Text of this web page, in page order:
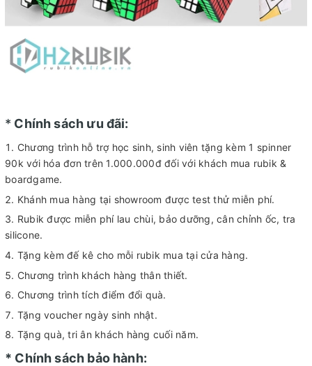
* Chính sách ưu đãi:
Chương trình hỗ trợ học sinh, sinh viên tặng kèm 1 spinner
90k với hóa đơn trên 1.000.000đ đối với khách mua rubik &
boardgame.
Khánh mua hàng tại showroom được test thử miễn phí.
Rubik được miễn phí lau chùi, bảo dưỡng, cân chỉnh ốc, tra
silicone.
Tặng kèm đế kê cho mỗi rubik mua tại cửa hàng.
Chương trình khách hàng thân thiết.
Chương trình tích điểm đổi quà.
Tặng voucher ngày sinh nhật.
Tặng quà, tri ân khách hàng cuối năm.
* Chính sách bảo hành: